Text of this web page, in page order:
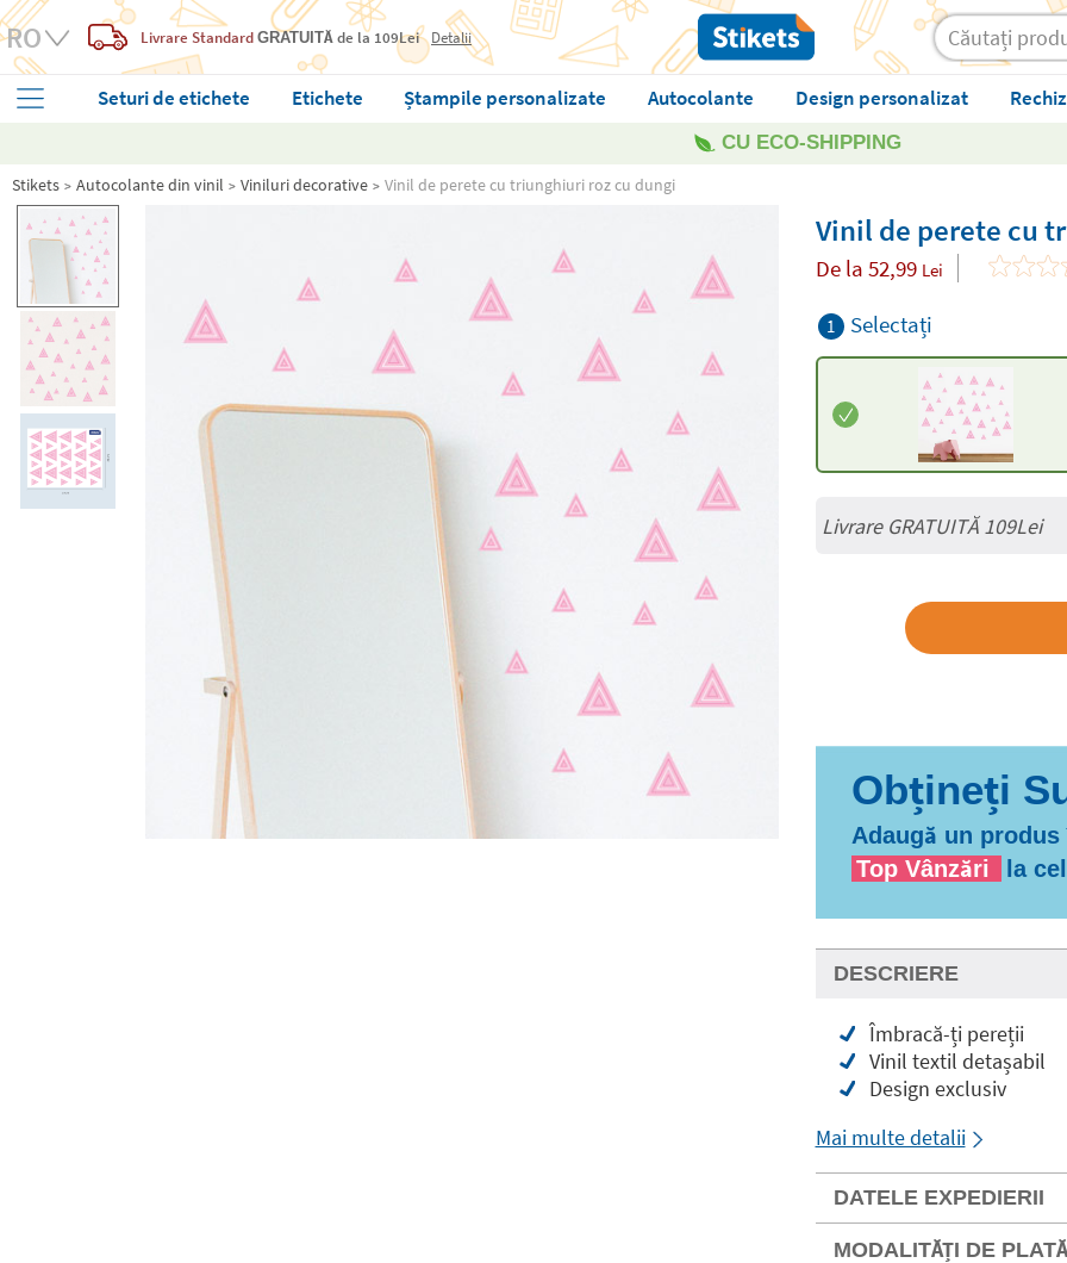
Livrare Standard GRATUITĂ de la 109Lei Detalii
Seturi de etichete Etichete Ștampile personalizate Autocolante Design personalizat
CU ECO-SHIPPING
Stikets Autocolante din vinil Viniluri decorative Vinil de perete cu triunghiuri roz cu dungi
Vinil de perete cu
De la 52,99 Lei
1 Selectați
Livrare GRATUITĂ 109Lei
Adaugă un
Top Vânzări
la
DESCRIERE
Îmbracă-ți pereții
Vinil textil detașabil
Design exclusiv
Mai multe detalii
DATELE EXPEDIERII
MODALITĂȚI DE PLATĂ